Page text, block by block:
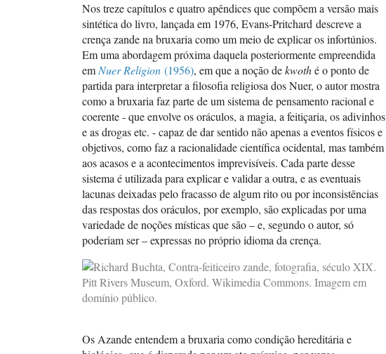
Nos treze capítulos e quatro apêndices que compõem a versão mais
sintética do livro, lançada em 1976, Evans-Pritchard descreve a
crença zande na bruxaria como um meio de explicar os infortúnios.
Em uma abordagem próxima daquela posteriormente empreendida
em Nuer Religion (1956), em que a noção dekwothé o ponto de
partida para interpretar a filosofia religiosa dos Nuer, o autor mostra
como a bruxaria faz parte de um sistema de pensamento racional e
coerente - que envolve os oráculos, a magia, a feitiçaria, os adivinhos
e as drogas etc. - capaz de dar sentido não apenas a eventos físicos e
objetivos, como faz a racionalidade científica ocidental, mas também
aos acasos e a acontecimentos imprevisíveis. Cada parte desse
sistema é utilizada para explicar e validar a outra, e as eventuais
lacunas deixadas pelo fracasso de algum rito ou por inconsistências
das respostas dos oráculos, por exemplo, são explicadas por uma
variedade de noções místicas que são – e, segundo o autor, só
poderiam ser – expressas no próprio idioma da crença.
Os Azande entendem a bruxaria como condição hereditária e